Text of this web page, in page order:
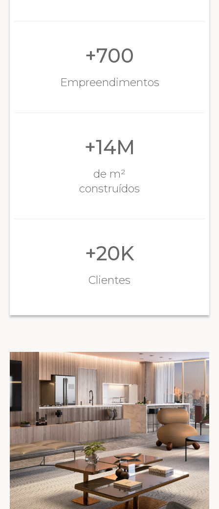
+700
Empreendimentos
+14M
de m²
construídos
+20K
Clientes